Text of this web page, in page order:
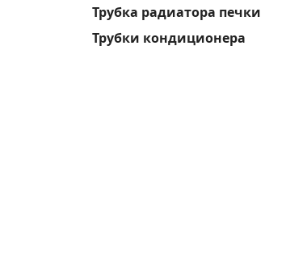
Трубка радиатора печки
Трубки кондиционера